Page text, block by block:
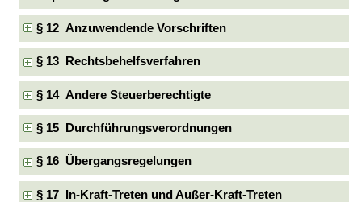
§ 12 Anzuwendende Vorschriften
§ 13 Rechtsbehelfsverfahren
§ 14 Andere Steuerberechtigte
§ 15 Durchführungsverordnungen
§ 16 Übergangsregelungen
§ 17 In-Kraft-Treten und Außer-Kraft-Treten